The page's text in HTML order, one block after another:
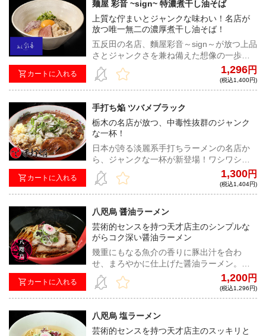
カートに入れる
麺屋 彩音 ~sign~ 特濃煮干し油そば
上質な佇まいとジャンクな味わい！名店が
放つ唯一無二の濃厚煮干し油そば！
五反田の名店、麵屋彩音～sign～が放つ上品
さとジャンクさを兼ね備えた想像の一歩先
を行く絶品油そば！一度食べたら止まらな
い、中毒性抜群の一杯をお届け！！
1,296円
(税込1,400円)
カートに入れる
手打ち焔 ツバメブラック
栃木の名店が放つ、中毒性抜群のジャンク
な一杯！
日本が誇る淡麗系手打ちラーメンの名店か
ら、ジャンクな一杯が新登場！ワシワシ極
太自家製麺とパンチ力、破壊力抜群のスー
プが究極の中毒性を放つ！
1,300円
(税込1,404円)
カートに入れる
八咫烏 醤油ラーメン
芸術的センスを持つ天才店主のシンプルな
がらコク深い醤油ラーメン
幾重にもなる魚介の香りに豚出汁を合わ
せ、まろやかに仕上げた醤油ラーメン。懐
かしさと新しさが共存する、天才的なセン
スを持ち合わせた居山店主が作る、八咫烏
らしさ溢れる一杯！
1,200円
(税込1,296円)
八咫烏 塩ラーメン
芸術的センスを持つ天才店主のスッキリと